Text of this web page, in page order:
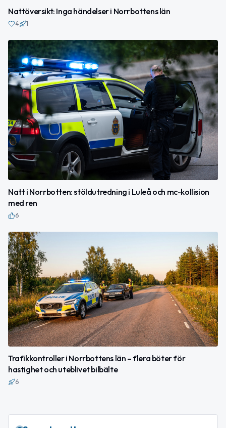
Nattöversikt: Inga händelser i Norrbottens län
4 1
Natt i Norrbotten: stöldutredning i Luleå och mc-kollision
med ren
6
Trafikkontroller i Norrbottens län – flera böter för
hastighet och uteblivet bilbälte
6